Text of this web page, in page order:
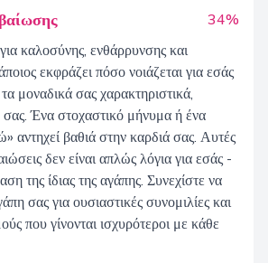
34%
καλοσύνης, ενθάρρυνσης και
εκφράζει πόσο νοιάζεται για εσάς
μοναδικά σας χαρακτηριστικά,
σας. Ένα στοχαστικό μήνυμα ή ένα
αντηχεί βαθιά στην καρδιά σας. Αυτές
δεν είναι απλώς λόγια για εσάς -
της ίδιας της αγάπης. Συνεχίστε να
σας για ουσιαστικές συνομιλίες και
που γίνονται ισχυρότεροι με κάθε